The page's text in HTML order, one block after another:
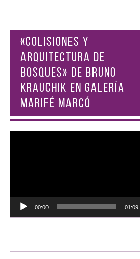
«COLISIONES Y
ARQUITECTURA DE
BOSQUES» DE BRUNO
KRAUCHIK EN GALERÍA
MARIFÉ MARCÓ
00:00 01:09